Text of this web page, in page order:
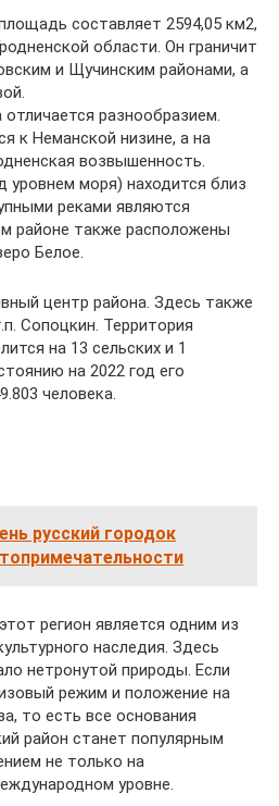
составляет 2594,05 км2,
области. Он граничит
и Щучинским районами, а
разнообразием.
к Неманской низине, а на
возвышенность.
моря) находится близ
реками являются
районе также расположены
Белое.
центр района. Здесь также
Сопоцкин. Территория
на 13 сельских и 1
на 2022 год его
человека.
русский городок
регион является одним из
наследия. Здесь
нетронутой природы. Если
режим и положение на
то есть все основания
район станет популярным
не только на
уровне.